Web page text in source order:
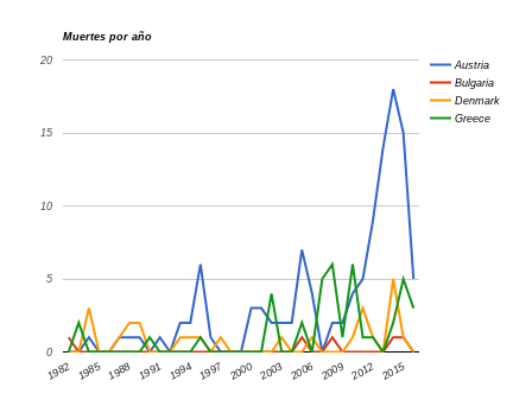
Muertes por año
Austria
Bulgaria
Denmark
Greece
1982 1985 1988 1991 1994 1997 2000 2003 2006 2009 2012 2015
0
5
10
15
20